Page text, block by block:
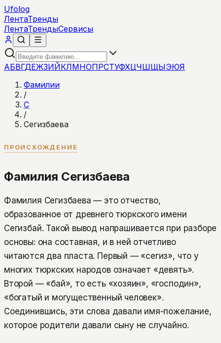
Ufolog
ЛентаТренды
ЛентаТрендыСервисы
АБВГДЕЖЗИЙКЛМНОПРСТУФХЦЧШЩЫЭЮЯ
Фамилии
/
С
/
Сегизбаева
ПРОИСХОЖДЕНИЕ
Фамилия Сегизбаева
Фамилия Сегизбаева — это отчество,
образованное от древнего тюркского имени
Сегизбай. Такой вывод напрашивается при разборе
основы: она составная, и в ней отчетливо
читаются два пласта. Первый — «сегиз», что у
многих тюркских народов означает «девять».
Второй — «бай», то есть «хозяин», «господин»,
«богатый и могущественный человек».
Соединившись, эти слова давали имя-пожелание,
которое родители давали сыну не случайно.